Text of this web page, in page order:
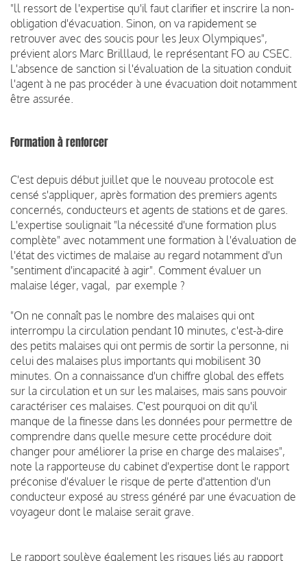
"ll ressort de l'expertise qu'il faut clarifier et inscrire la non­
obligation d'évacuation. Sinon, on va rapidement se
retrouver avec des soucis pour les Jeux Olympiques",
prévient alors Marc Brilllaud, le représentant FO au CSEC.
L'absence de sanction si l'évaluation de la situation conduit
l'agent à ne pas procéder à une évacuation doit notamment
être assurée.
Formation à renforcer
C'est depuis début juillet que le nouveau protocole est
censé s'appliquer, après formation des premiers agents
concernés, conducteurs et agents de stations et de gares.
L'expertise soulignait "la nécessité d'une formation plus
complète" avec notamment une formation à l'évaluation de
l'état des victimes de malaise au regard notamment d'un
"sentiment d'incapacité à agir". Comment évaluer un
malaise léger, vagal, par exemple ?
"On ne connaît pas le nombre des malaises qui ont
interrompu la circulation pendant 10 minutes, c'est-à-dire
des petits malaises qui ont permis de sortir la personne, ni
celui des malaises plus importants qui mobilisent 30
minutes. On a connaissance d'un chiffre global des effets
sur la circulation et un sur les malaises, mais sans pouvoir
caractériser ces malaises. C'est pourquoi on dit qu'il
manque de la finesse dans les données pour permettre de
comprendre dans quelle mesure cette procédure doit
changer pour améliorer la prise en charge des malaises",
note la rapporteuse du cabinet d'expertise dont le rapport
préconise d'évaluer le risque de perte d'attention d'un
conducteur exposé au stress généré par une évacuation de
voyageur dont le malaise serait grave.
Le rapport soulève également les risques liés au rapport